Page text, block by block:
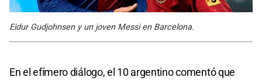
Eidur Gudjohnsen y un joven Messi en Barcelona.
En el efímero diálogo, el 10 argentino comentó que